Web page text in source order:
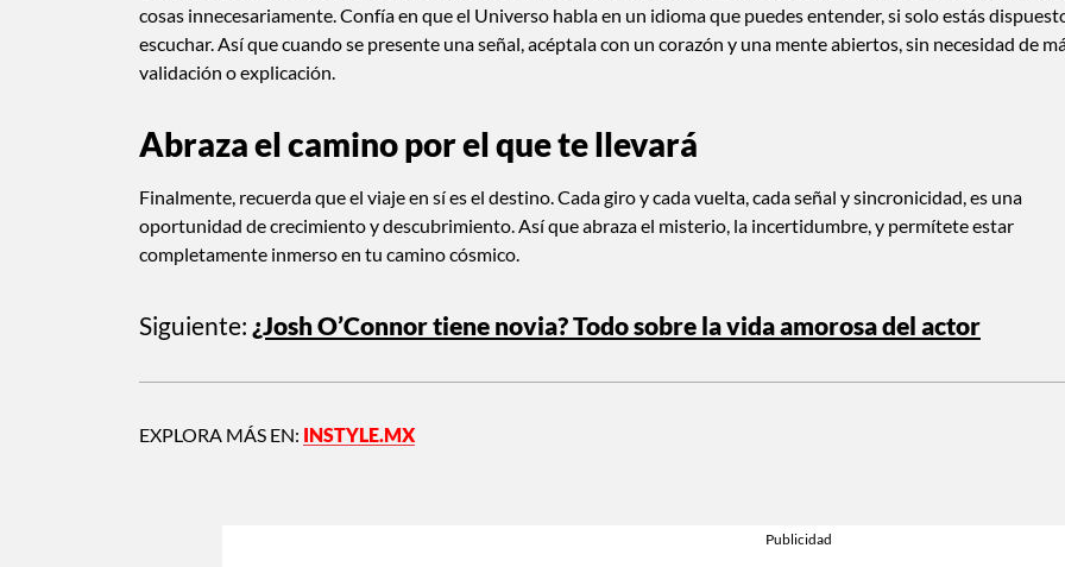
cosas innecesariamente. Confía en que el Universo habla en un idioma que puedes entender, si solo estás
escuchar. Así que cuando se presente una señal, acéptala con un corazón y una mente abiertos, sin necesidad de
validación o explicación.
Abraza el camino por el que te llevará
Finalmente, recuerda que el viaje en sí es el destino. Cada giro y cada vuelta, cada señal y sincronicidad, es una
oportunidad de crecimiento y descubrimiento. Así que abraza el misterio, la incertidumbre, y permítete estar
completamente inmerso en tu camino cósmico.
Siguiente: ¿Josh O’Connor tiene novia? Todo sobre la vida amorosa del actor
EXPLORA MÁS EN: INSTYLE.MX